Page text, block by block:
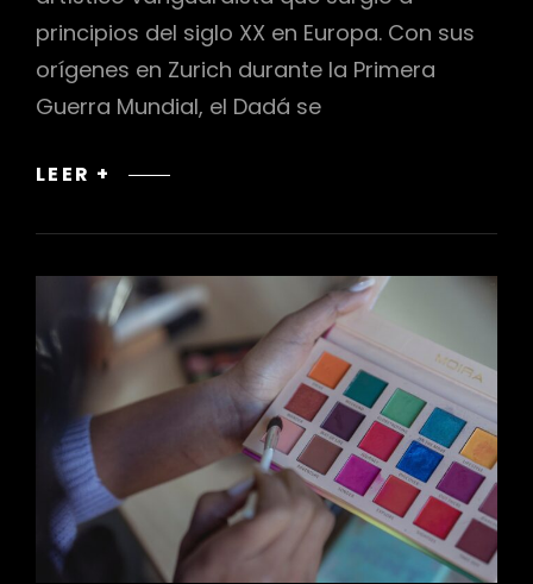
principios del siglo XX en Europa. Con sus
orígenes en Zurich durante la Primera
Guerra Mundial, el Dadá se
LEER +
DADAÍSMO,
A
NORMAS